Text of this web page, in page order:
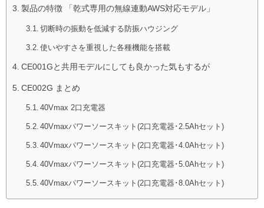
製品の特徴 「乾式専用の無線連動AWS対応モデル」
切断時の振動を低減する防振ハウジング
使いやすさを重視した各種機能を搭載
CE001Gと共用モデルにしても良かった気もするが
CE002G まとめ
40Vmax 2口充電器
40Vmaxパワーソースキット(2口充電器･2.5Ahセット)
40Vmaxパワーソースキット(2口充電器･4.0Ahセット)
40Vmaxパワーソースキット(2口充電器･5.0Ahセット)
40Vmaxパワーソースキット(2口充電器･8.0Ahセット)